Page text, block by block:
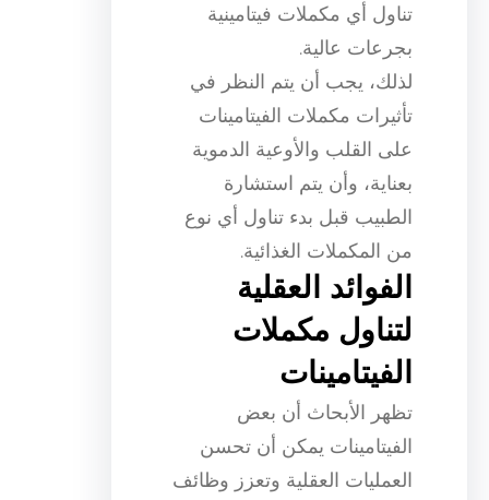
تناول أي مكملات فيتامينية
بجرعات عالية.
لذلك، يجب أن يتم النظر في
تأثيرات مكملات الفيتامينات
على القلب والأوعية الدموية
بعناية، وأن يتم استشارة
الطبيب قبل بدء تناول أي نوع
من المكملات الغذائية.
الفوائد العقلية
لتناول مكملات
الفيتامينات
تظهر الأبحاث أن بعض
الفيتامينات يمكن أن تحسن
العمليات العقلية وتعزز وظائف